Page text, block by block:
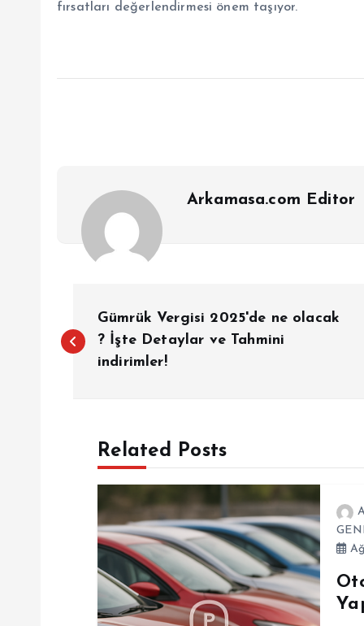
fırsatları değerlendirmesi önem taşıyor.
Arkamasa.com Editor
a
Gümrük Vergisi 2025'de ne olacak
? İşte Detaylar ve Tahmini
indirimler!
Related Posts